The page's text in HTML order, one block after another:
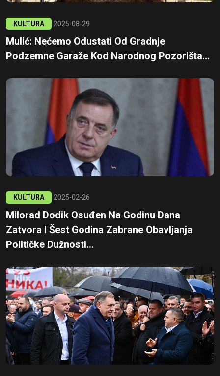
KULTURA 2025-08-29
Mulić: Nećemo Odustati Od Gradnje
Podzemne Garaže Kod Narodnog Pozorišta...
KULTURA 2025-02-26
Milorad Dodik Osuđen Na Godinu Dana
Zatvora I Šest Godina Zabrane Obavljanja
Političke Dužnosti...